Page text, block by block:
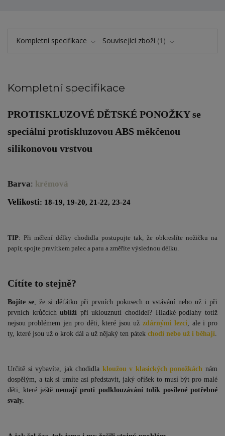
Kompletní specifikace Související zboží 1
Kompletní specifikace
PROTISKLUZOVÉ DĚTSKÉ PONOŽKYse
speciální protiskluzovou ABS měkčenou
silikonovou vrstvou
Barva: krémová
Velikosti: 18-19, 19-20, 21-22, 23-24
TIP: Při měření délky chodidla postupujte tak, že obkreslíte nožičku na
papír, spojte pravítkem palec a patu a změříte výslednou délku.
Cítíte to stejně?
Bojíte se, že si děťátko při prvních pokusech o vstávání nebo už i při
prvních krůčcíchublíží při uklouznutí chodidel? Hladké podlahy totiž
nejsou problémem jen pro děti, které jsou už zdárnými lezci, ale i pro
ty, které jsou už o krok dál a už nějaký ten pátek chodí nebo už i běhají.
Určitě si vybavíte, jak chodidla kloužou v klasických ponožkách nám
dospělým, a tak si umíte asi představit, jaký oříšek to musí být pro malé
děti, které ještěnemají proti podklouzávání tolik posílené potřebné
svaly.